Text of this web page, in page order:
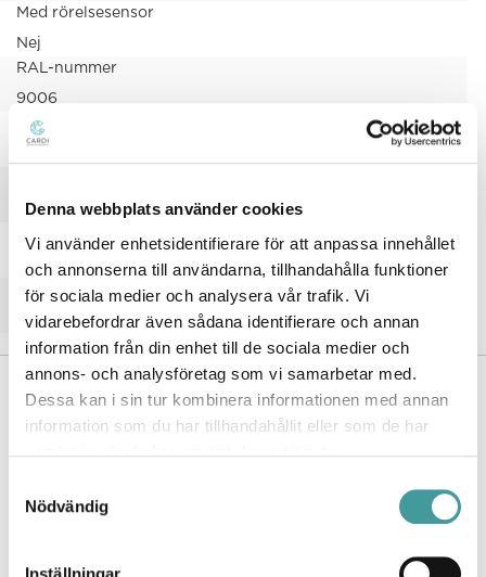
Denna webbplats använder cookies
Vi använder enhetsidentifierare för att anpassa innehållet
och annonserna till användarna, tillhandahålla funktioner
för sociala medier och analysera vår trafik. Vi
vidarebefordrar även sådana identifierare och annan
information från din enhet till de sociala medier och
annons- och analysföretag som vi samarbetar med.
Dessa kan i sin tur kombinera informationen med annan
information som du har tillhandahållit eller som de har
Nödvändig
Med rörelsesensor
Nej
RAL-nummer
9006
Typ anslutning
Avslutning
Vikt
0.66 kg
Ytskydd
Pulverlackerad
MÅTTRITNING